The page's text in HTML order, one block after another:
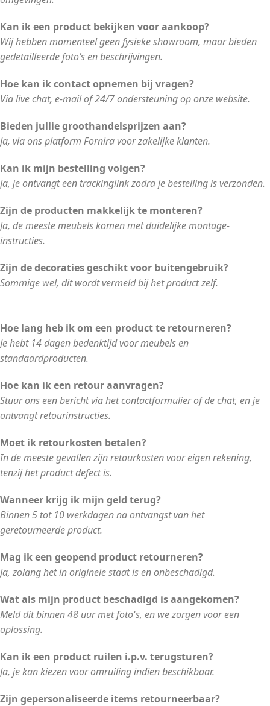
Kan ik een product bekijken voor aankoop?
Wij hebben momenteel geen fysieke showroom, maar bieden
gedetailleerde foto’s en beschrijvingen.
Hoe kan ik contact opnemen bij vragen?
Via live chat, e-mail of 24/7 ondersteuning op onze website.
Bieden jullie groothandelsprijzen aan?
Ja, via ons platform Fornira voor zakelijke klanten.
Kan ik mijn bestelling volgen?
Ja, je ontvangt een trackinglink zodra je bestelling is verzonden.
Zijn de producten makkelijk te monteren?
Ja, de meeste meubels komen met duidelijke montage-
instructies.
Zijn de decoraties geschikt voor buitengebruik?
Sommige wel, dit wordt vermeld bij het product zelf.
Hoe lang heb ik om een product te retourneren?
Je hebt 14 dagen bedenktijd voor meubels en
standaardproducten.
Hoe kan ik een retour aanvragen?
Stuur ons een bericht via het contactformulier of de chat, en je
ontvangt retourinstructies.
Moet ik retourkosten betalen?
In de meeste gevallen zijn retourkosten voor eigen rekening,
tenzij het product defect is.
Wanneer krijg ik mijn geld terug?
Binnen 5 tot 10 werkdagen na ontvangst van het
geretourneerde product.
Mag ik een geopend product retourneren?
Ja, zolang het in originele staat is en onbeschadigd.
Wat als mijn product beschadigd is aangekomen?
Meld dit binnen 48 uur met foto's, en we zorgen voor een
oplossing.
Kan ik een product ruilen i.p.v. terugsturen?
Ja, je kan kiezen voor omruiling indien beschikbaar.
Zijn gepersonaliseerde items retourneerbaar?